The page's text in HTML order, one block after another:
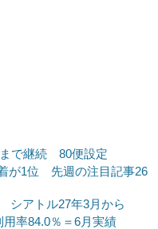
で継続 80便設定
が1位 先週の注目記事26
シアトル27年3月から
率84.0％＝6月実績